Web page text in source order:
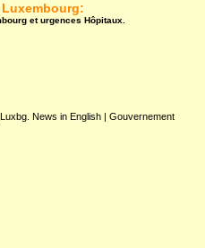
et urgences Hôpitaux.
Luxbg. News in English | Gouvernement